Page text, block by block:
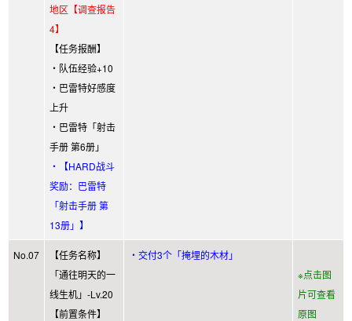
地区【调查报告
4】
【任务报酬】
・队伍经验+10
・巴雷特好感度
上升
・巴雷特「射击
手册 第6册」
・【HARD战斗
奖励：巴雷特
「射击手册 第
13册」】
No.07
【任务名称】
「通往明天的一
线生机」-Lv.20
【前置条件】
・交付3个「掩埋的木材」
※点击图
片可查看
原图